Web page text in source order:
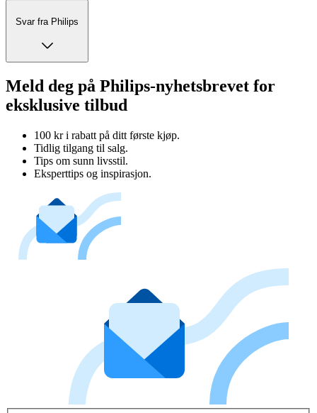
Svar fra Philips
Meld deg på Philips-nyhetsbrevet for
eksklusive tilbud
100 kr i rabatt på ditt første kjøp.
Tidlig tilgang til salg.
Tips om sunn livsstil.
Eksperttips og inspirasjon.